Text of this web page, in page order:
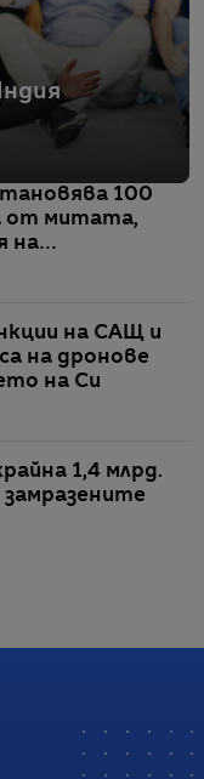
100
от митата,
на
на САЩ и
на дронове
на Си
1,4 млрд.